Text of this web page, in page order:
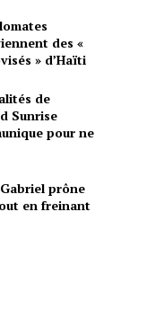
des «
» d’Haïti
de
Sunrise
pour ne
prône
en freinant